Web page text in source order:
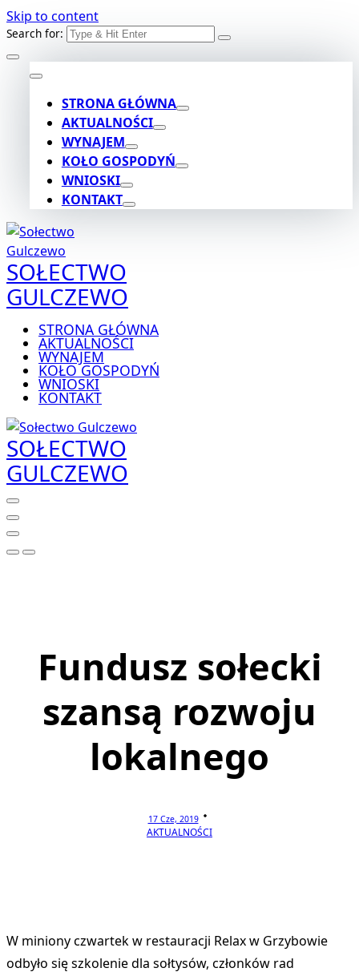
Skip to content
Search for:
STRONA GŁÓWNA
AKTUALNOŚCI
WYNAJEM
KOŁO GOSPODYŃ
WNIOSKI
KONTAKT
SOŁECTWO
GULCZEWO
STRONA GŁÓWNA
AKTUALNOŚCI
WYNAJEM
KOŁO GOSPODYŃ
WNIOSKI
KONTAKT
SOŁECTWO
GULCZEWO
Fundusz sołecki
szansą rozwoju
lokalnego
17 Cze, 2019
AKTUALNOŚCI
W miniony czwartek w restauracji Relax w Grzybowie
odbyło się szkolenie dla sołtysów, członków rad